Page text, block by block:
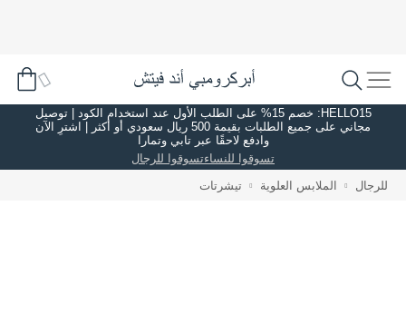
HELLO15: خصم 15% على الطلب الأول عند استخدام الكود | توصيل
مجاني على جميع الطلبات بقيمة 500 ريال سعودي أو أكثر | اشترِ الآن
وادفع لاحقًا عبر تابي وتمارا
تسوقوا للنساءتسوقوا للرجال
للرجال الملابس العلوية تيشرتات